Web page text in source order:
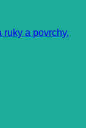
a povrchy,